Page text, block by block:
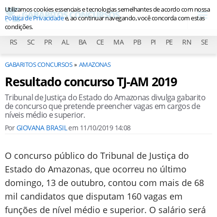
RS SC PR AL BA CE MA PB PI PE RN SE
GABARITOS CONCURSOS AMAZONAS
Resultado concurso TJ-AM 2019
Tribunal de Justiça do Estado do Amazonas divulga gabarito
de concurso que pretende preencher vagas em cargos de
níveis médio e superior.
PorGIOVANA BRASILem 11/10/2019 14:08
O concurso público do Tribunal de Justiça do
Estado do Amazonas, que ocorreu no último
domingo, 13 de outubro, contou com mais de 68
mil candidatos que disputam 160 vagas em
funções de nível médio e superior. O salário será
Utilizamos cookies essenciais e tecnologias semelhantes de acordo com nossa
Política de Privacidadee, ao continuar navegando, você concorda com estas
condições.